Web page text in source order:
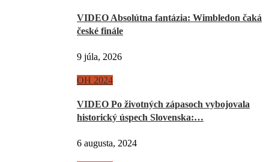
VIDEO Absolútna fantázia: Wimbledon čaká
české finále
9 júla, 2026
OH 2024
VIDEO Po životných zápasoch vybojovala
historický úspech Slovenska:…
6 augusta, 2024